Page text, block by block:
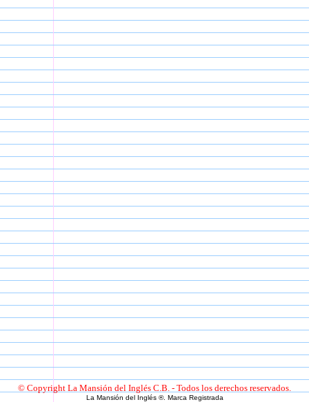
© Copyright La Mansión del Inglés C.B. - Todos los derechos reservados.
La Mansión del Inglés ®. Marca Registrada